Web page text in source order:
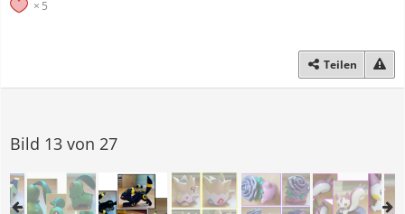
5
Teilen
Bild 13 von 27